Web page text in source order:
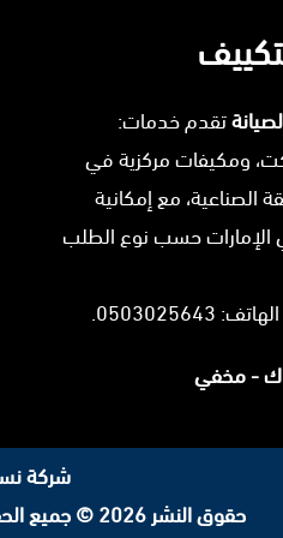
تقدم خدمات:
ومكيفات مركزية في
الصناعية، مع إمكانية
الإمارات حسب نوع الطلب
الهاتف: 0503025643.
-مخفي
شركة
حقوق النشر 2026 © جميع الحقوق محفوظة